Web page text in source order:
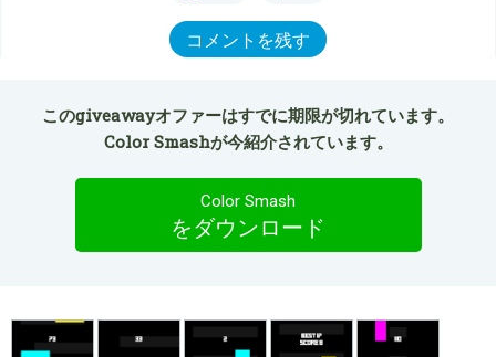
コメントを残す
このgiveawayオファーはすでに期限が切れています。
Color Smashが今紹介されています。
Color Smash
をダウンロード